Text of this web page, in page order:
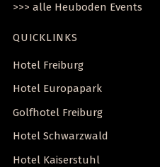
>>> alle Heuboden Events
QUICKLINKS
Hotel Freiburg
Hotel Europapark
Golfhotel Freiburg
Hotel Schwarzwald
Hotel Kaiserstuhl